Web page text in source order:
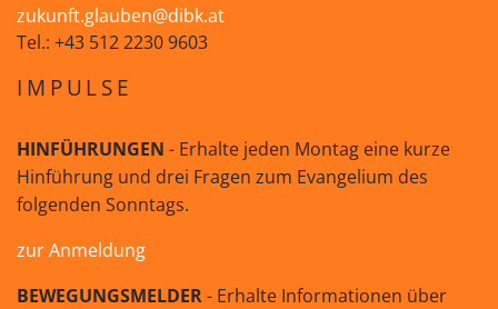
zukunft.glauben@dibk.at
Tel.: +43 512 2230 9603
IMPULSE
HINFÜHRUNGEN - Erhalte jeden Montag eine kurze
Hinführung und drei Fragen zum Evangelium des
folgenden Sonntags.
zur Anmeldung
BEWEGUNGSMELDER- Erhalte Informationen über